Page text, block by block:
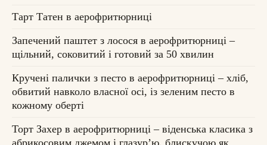
Тарт Татен в аерофритюрниці
Запечений паштет з лосося в аерофритюрниці –
щільний, соковитий і готовий за 50 хвилин
Кручені палички з песто в аерофритюрниці – хліб,
обвитий навколо власної осі, із зеленим песто в
кожному оберті
Торт Захер в аерофритюрниці – віденська класика з